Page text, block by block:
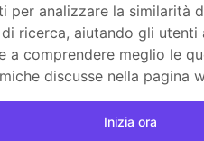
per analizzare la similarità
ricerca, aiutando gli utenti
a comprendere meglio le
discusse nella pagina
Inizia ora